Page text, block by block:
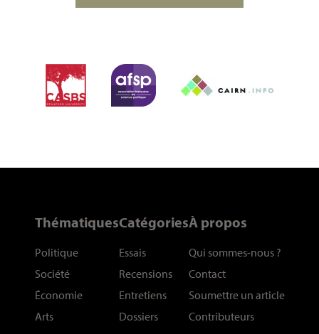
Thématiques
Politique
Société
Économie
Arts
Catégories
Essais
Recensions
Entretiens
Dossiers
À propos
Qui sommes-nous ?
Contact
Soumettre un article
Contributeurs